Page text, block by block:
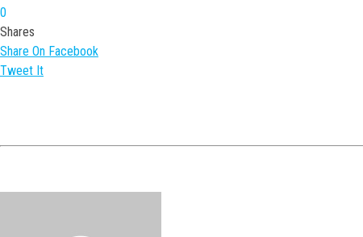
0
Shares
Share On Facebook
Tweet It